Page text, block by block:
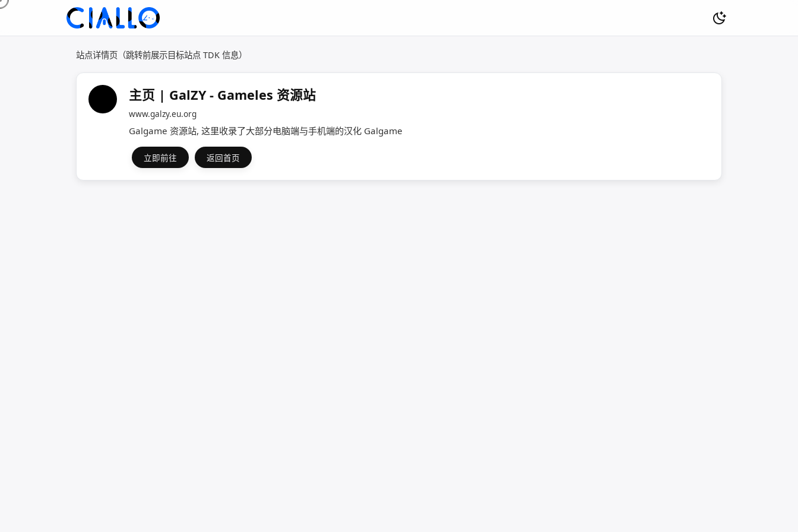
站点详情页（跳转前展示目标站点 TDK 信息）
主页 | GalZY - Gameles 资源站
www.galzy.eu.org
Galgame 资源站, 这里收录了大部分电脑端与手机端的汉化 Galgame
立即前往 返回首页